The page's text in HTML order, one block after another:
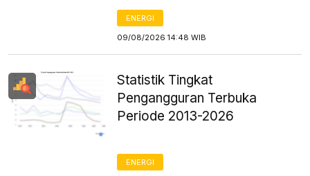
ENERGI
09/08/2026 14:48 WIB
Statistik Tingkat
Pengangguran Terbuka
Periode 2013-2026
ENERGI